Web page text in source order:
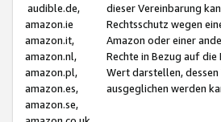
audible.de,
amazon.ie
amazon.it,
amazon.nl,
amazon.pl,
amazon.es,
amazon.se,
dieser Vereinbarung
Rechtsschutz wegen
Amazon oder einer
Rechte in Bezug auf
Wert darstellen,
ausgeglichen werden